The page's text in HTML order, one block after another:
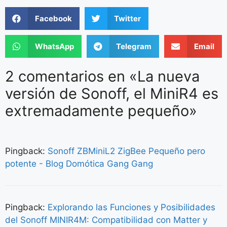
Facebook Twitter
WhatsApp Telegram Email
2 comentarios en «La nueva
versión de Sonoff, el MiniR4 es
extremadamente pequeño»
Pingback: Sonoff ZBMiniL2 ZigBee Pequeño pero
potente - Blog Domótica Gang Gang
Pingback: Explorando las Funciones y Posibilidades
del Sonoff MINIR4M: Compatibilidad con Matter y